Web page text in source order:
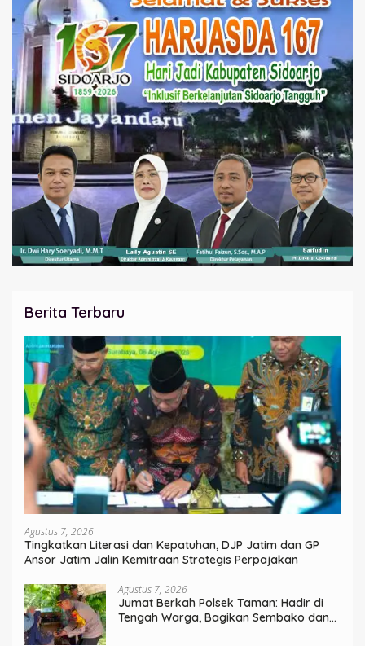
Berita Terbaru
Agustus 7, 2026
Tingkatkan Literasi dan Kepatuhan, DJP Jatim dan GP
Ansor Jatim Jalin Kemitraan Strategis Perpajakan
Agustus 7, 2026
Jumat Berkah Polsek Taman: Hadir di
Tengah Warga, Bagikan Sembako dan